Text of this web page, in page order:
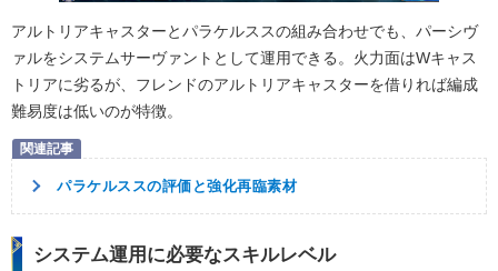
アルトリアキャスターとパラケルススの組み合わせでも、パーシヴ
ァルをシステムサーヴァントとして運用できる。火力面はWキャス
トリアに劣るが、フレンドのアルトリアキャスターを借りれば編成
難易度は低いのが特徴。
パラケルススの評価と強化再臨素材
システム運用に必要なスキルレベル